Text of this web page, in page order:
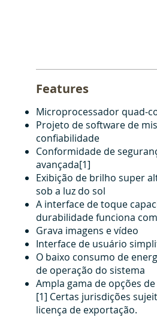
Features
Microprocessador quad-
Projeto de software de
confiabilidade
Conformidade de
avançada[1]
Exibição de brilho super
sob a luz do sol
A interface de toque
durabilidade funciona
Grava imagens e vídeo
Interface de usuário
O baixo consumo de
de operação do sistema
Ampla gama de opções
[1] Certas jurisdições
licença de exportação.